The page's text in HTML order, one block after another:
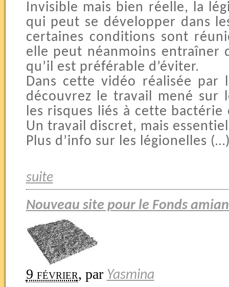
Invisible mais bien réelle, la
qui peut se développer dans
certaines conditions sont
elle peut néanmoins entraîner
qu’il est préférable d’éviter.
Dans cette vidéo réalisée par
découvrez le travail mené
les risques liés à cette
Un travail discret, mais
Plus d’info sur les légionelles
suite
Nouveau site pour le Fonds
9 février, par Yasmina